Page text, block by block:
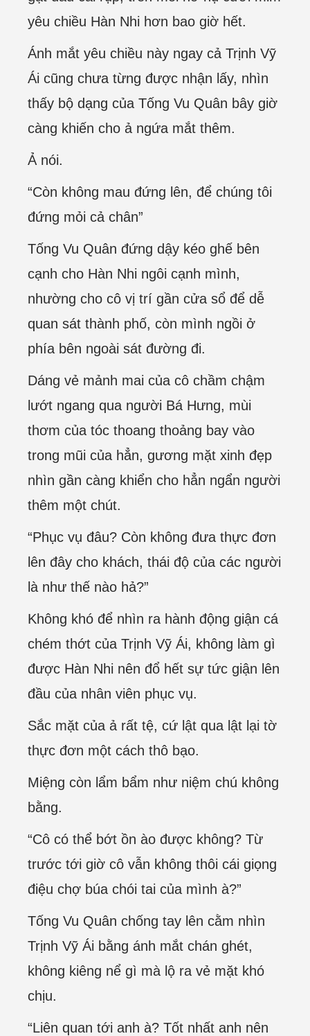
yêu chiều Hàn Nhi hơn bao giờ hết.
Ánh mắt yêu chiều này ngay cả Trịnh Vỹ
Ái cũng chưa từng được nhận lấy, nhìn
thấy bộ dạng của Tống Vu Quân bây giờ
càng khiến cho ả ngứa mắt thêm.
Ả nói.
“Còn không mau đứng lên, để chúng tôi
đứng mỏi cả chân”
Tống Vu Quân đứng dậy kéo ghế bên
cạnh cho Hàn Nhi ngôi cạnh mình,
nhường cho cô vị trí gần cửa sổ để dễ
quan sát thành phố, còn mình ngồi ở
phía bên ngoài sát đường đi.
Dáng vẻ mảnh mai của cô chầm chậm
lướt ngang qua người Bá Hưng, mùi
thơm của tóc thoang thoảng bay vào
trong mũi của hẳn, gương mặt xinh đẹp
nhìn gần càng khiển cho hẳn ngẩn người
thêm một chút.
“Phục vụ đâu? Còn không đưa thực đơn
lên đây cho khách, thái độ của các người
là như thế nào hả?”
Không khó để nhìn ra hành động giận cá
chém thớt của Trịnh Vỹ Ái, không làm gì
được Hàn Nhi nên đổ hết sự tức giận lên
đầu của nhân viên phục vụ.
Sắc mặt của ả rất tệ, cứ lật qua lật lại tờ
thực đơn một cách thô bạo.
Miệng còn lẩm bẩm như niệm chú không
bằng.
“Cô có thể bớt ồn ào được không? Từ
trước tới giờ cô vẫn không thôi cái giọng
điệu chợ búa chói tai của mình à?”
Tống Vu Quân chống tay lên cằm nhìn
Trịnh Vỹ Ái bằng ánh mắt chán ghét,
không kiêng nể gì mà lộ ra vẻ mặt khó
chịu.
“Liên quan tới anh à? Tốt nhất anh nên